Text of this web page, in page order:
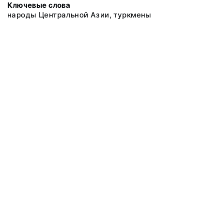
Ключевые слова
народы Центральной Азии, туркмены